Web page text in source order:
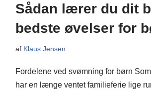
Sådan lærer du dit
bedste øvelser for
af Klaus Jensen
Fordelene ved svømning for børn
har en længe ventet familieferie lige